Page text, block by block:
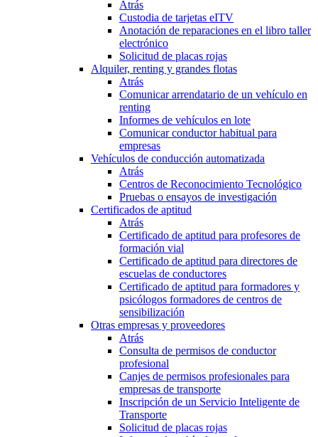
Atrás
Custodia de tarjetas eITV
Anotación de reparaciones en el libro taller
electrónico
Solicitud de placas rojas
Alquiler, renting y grandes flotas
Atrás
Comunicar arrendatario de un vehículo en
renting
Informes de vehículos en lote
Comunicar conductor habitual para
empresas
Vehículos de conducción automatizada
Atrás
Centros de Reconocimiento Tecnológico
Pruebas o ensayos de investigación
Certificados de aptitud
Atrás
Certificado de aptitud para profesores de
formación vial
Certificado de aptitud para directores de
escuelas de conductores
Certificado de aptitud para formadores y
psicólogos formadores de centros de
sensibilización
Otras empresas y proveedores
Atrás
Consulta de permisos de conductor
profesional
Canjes de permisos profesionales para
empresas de transporte
Inscripción de un Servicio Inteligente de
Transporte
Solicitud de placas rojas